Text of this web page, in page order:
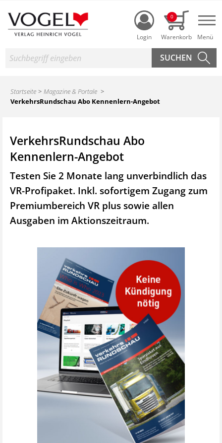
Login
0
Suche
Startseite
Magazine & Portale
VerkehrsRundschau Abo Kennenlern-Angebot
VerkehrsRundschau Abo
Kennenlern-Angebot
Testen Sie 2 Monate lang unverbindlich das
VR-Profipaket. Inkl. sofortigem Zugang zum
Premiumbereich VR plus sowie allen
Ausgaben im Aktionszeitraum.